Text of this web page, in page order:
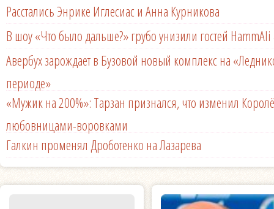
Расстались Энрике Иглесиас и Анна Курникова
В шоу «Что было дальше?» грубо унизили гостей HammAli
Авербух зарождает в Бузовой новый комплекс на
периоде»
«Мужик на 200%»: Тарзан признался, что изменил
любовницами-воровками
Галкин променял Дроботенко на Лазарева